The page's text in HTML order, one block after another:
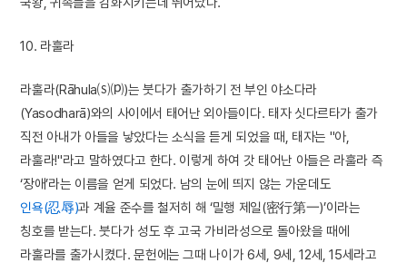
10. 라훌라
라훌라(Rāhula⒮⒫)는 붓다가 출가하기 전 부인 야소다라
(Yasodharā)와의 사이에서 태어난 외아들이다. 태자 싯다르타가 출가
직전 아내가 아들을 낳았다는 소식을 듣게 되었을 때, 태자는 "아,
라훌라!"라고 말하였다고 한다. 이렇게 하여 갓 태어난 아들은 라훌라 즉
‘장애’라는 이름을 얻게 되었다. 남의 눈에 띄지 않는 가운데도
인욕(忍辱)과 계율 준수를 철저히 해 ‘밀행 제일(密行第一)’이라는
칭호를 받는다. 붓다가 성도 후 고국 가비라성으로 돌아왔을 때에
라훌라를 출가시켰다. 문헌에는 그때 나이가 6세, 9세, 12세, 15세라고